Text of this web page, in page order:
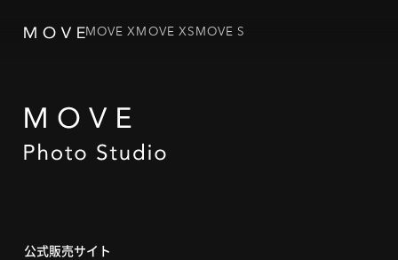
MOVE XMOVE XSMOVE S
公式販売サイト